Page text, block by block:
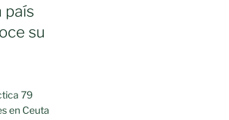
país
su
79
en Ceuta